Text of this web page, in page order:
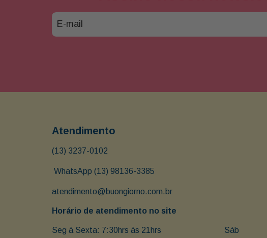
Atendimento
(13) 3237-0102
WhatsApp (13) 98136-3385
atendimento@buongiorno.com.br
Horário de atendimento no site
Seg à Sexta: 7:30hrs às 21hrs                               Sáb